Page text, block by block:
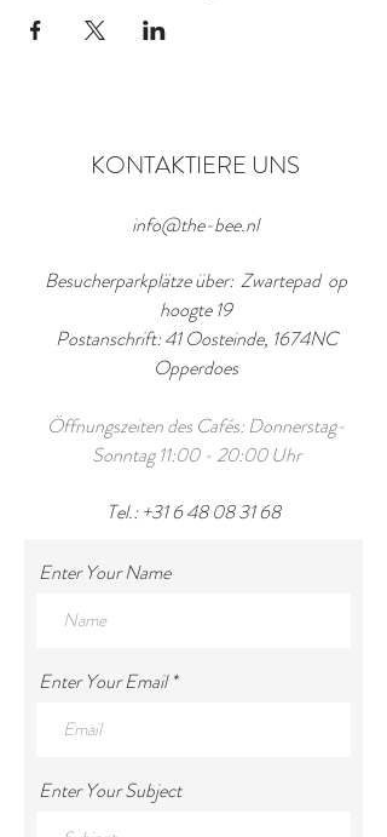
KONTAKTIERE UNS
info@the-bee.nl
Besucherparkplätze über: Zwartepad op
hoogte 19
Postanschrift: 41 Oosteinde, 1674NC
Opperdoes
Öffnungszeiten des Cafés: Donnerstag-
Sonntag 11:00 - 20:00 Uhr
Tel.: +31 6 48 08 31 68
Enter Your Name
Enter Your Email
Enter Your Subject